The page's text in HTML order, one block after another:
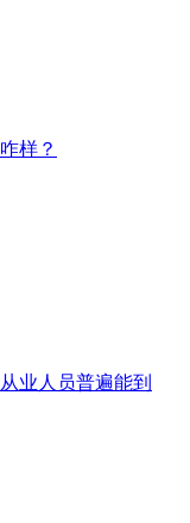
样？
业人员普遍能到